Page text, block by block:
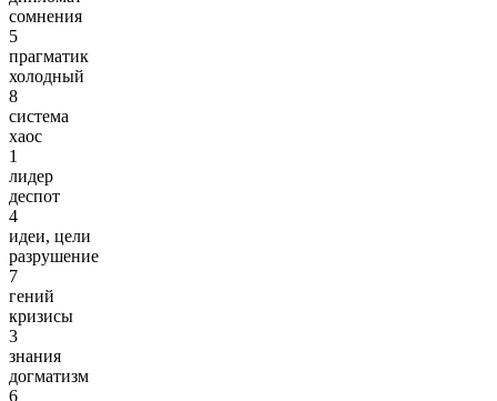
сомнения
5
прагматик
холодный
8
система
хаос
1
лидер
деспот
4
идеи, цели
разрушение
7
гений
кризисы
3
знания
догматизм
6